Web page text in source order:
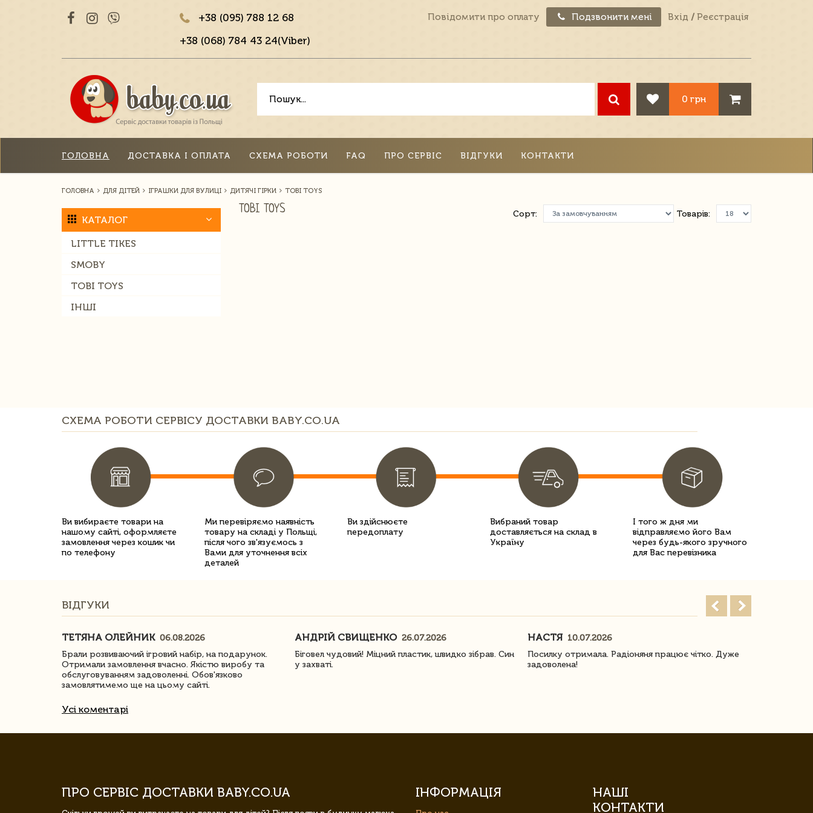
+38 (095) 788 12 68
+38 (068) 784 43 24(Viber)
Повідомити про оплату Подзвонити мені Вхід / Реєстрація
0 грн
ГОЛОВНА ДОСТАВКА І ОПЛАТА СХЕМА РОБОТИ FAQ ПРО СЕРВІС ВІДГУКИ КОНТАКТИ
ГОЛОВНА ДЛЯ ДІТЕЙ ІГРАШКИ ДЛЯ ВУЛИЦІ ДИТЯЧІ ГІРКИ TOBI TOYS
КАТАЛОГ
LITTLE TIKES
SMOBY
TOBI TOYS
ІНШІ
TOBI TOYS Товарів:
Сорт:
СХЕМА РОБОТИ СЕРВІСУ ДОСТАВКИ BABY.CO.UA
Ви вибираєте товари на
нашому сайті, оформляєте
замовлення через кошик чи
по телефону
Ми перевіряємо наявність
товару на складі у Польщі,
після чого зв'язуємось з
Вами для уточнення всіх
деталей
Ви здійснюєте
передоплату
Вибраний товар
доставляється на склад в
Україну
І того ж дня ми
відправляємо його Вам
через будь-якого зручного
для Вас перевізника
ВІДГУКИ
ТЕТЯНА ОЛЕЙНИК 06.08.2026
Брали розвиваючий ігровий набір, на подарунок.
Отримали замовлення вчасно. Якістю виробу та
обслуговуванням задоволенні. Обов'язково
замовлятимемо ще на цьому сайті.
АНДРІЙ СВИЩЕНКО 26.07.2026
Біговел чудовий! Міцний пластик, швидко зібрав. Син
у захваті.
НАСТЯ 10.07.2026
Посилку отримала. Радіоняня працює чітко. Дуже
задоволена!
Усі коментарі
ПРО СЕРВІС ДОСТАВКИ BABY.CO.UA ІНФОРМАЦІЯ
НАШІ
КОНТАКТИ